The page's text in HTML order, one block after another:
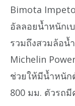
Bimota
อัลลอยน้ำหนักเ
รวมถึงสวมล้อน้
Michelin
ช่วยให้มีน้ำหนัก
800 มม. ตัวรถ